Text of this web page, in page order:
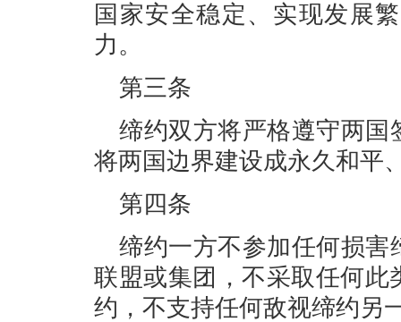
国家安全稳定、实现发展
力。
第三条
缔约双方将严格遵守两国
将两国边界建设成永久和平
第四条
缔约一方不参加任何损害
联盟或集团，不采取任何
约，不支持任何敌视缔约另